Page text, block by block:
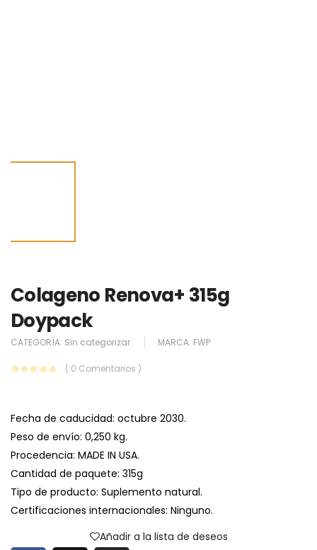
Colageno Renova+ 315g
Doypack
CATEGORÍA: Sin categorizar MARCA: FWP
( 0 Comentarios )
Fecha de caducidad: octubre 2030.
Peso de envío: 0,250 kg.
Procedencia: MADE IN USA.
Cantidad de paquete: 315g
Tipo de producto: Suplemento natural.
Certificaciones internacionales: Ninguno.
Añadir a la lista de deseos